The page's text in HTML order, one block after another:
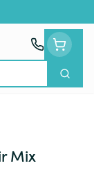
Zoek
Mix